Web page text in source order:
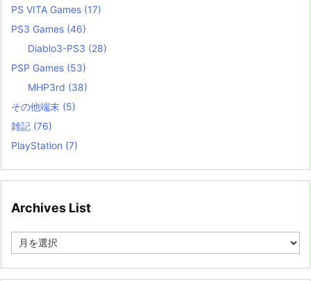
PS VITA Games (17)
PS3 Games (46)
Diablo3-PS3 (28)
PSP Games (53)
MHP3rd (38)
その他端末 (5)
雑記 (76)
PlayStation (7)
Archives List